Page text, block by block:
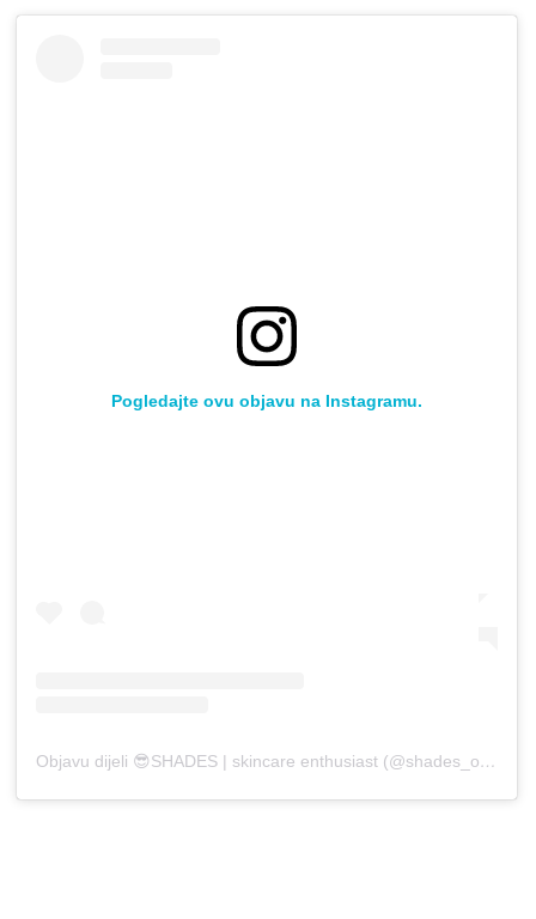
Pogledajte ovu objavu na Instagramu.
Objavu dijeli 😎SHADES | skincare enthusiast (@shades_of_glow)